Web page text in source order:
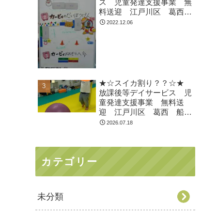
ス 児童発達支援事業 無
料送迎 江戸川区 葛西
船堀 発達障がい 運動療
2022.12.06
★☆スイカ割り？？☆★
放課後等デイサービス 児
童発達支援事業 無料送
迎 江戸川区 葛西 船
堀 発達障がい 運動療
2026.07.18
カテゴリー
未分類